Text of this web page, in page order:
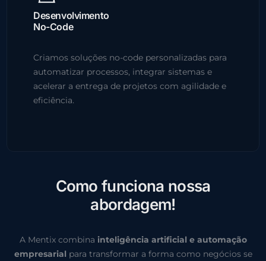
Desenvolvimento
No-Code
Criamos soluções no-code personalizadas para
automatizar processos, integrar sistemas e
acelerar a entrega de projetos com agilidade e
eficiência.
Como funciona nossa
abordagem!
A Mentix combina inteligência artificial e automação
empresarial para transformar a forma como negócios se